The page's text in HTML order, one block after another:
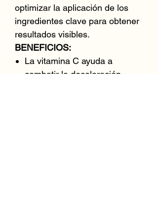
optimizar la aplicación de los
ingredientes clave para obtener
resultados visibles.
BENEFICIOS:
La vitamina C ayuda a
combatir la decoloración.